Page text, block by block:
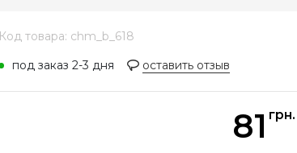
Код товара: chm_b_618
под заказ 2-3 дня
оставить отзыв
81 грн.